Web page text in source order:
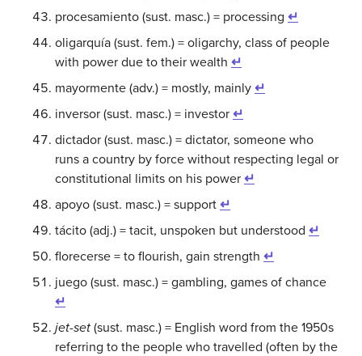
procesamiento (sust. masc.) = processing ↵
oligarquía (sust. fem.) = oligarchy, class of people
with power due to their wealth ↵
mayormente (adv.) = mostly, mainly ↵
inversor (sust. masc.) = investor ↵
dictador (sust. masc.) = dictator, someone who
runs a country by force without respecting legal or
constitutional limits on his power ↵
apoyo (sust. masc.) = support ↵
tácito (adj.) = tacit, unspoken but understood ↵
florecerse = to flourish, gain strength ↵
juego (sust. masc.) = gambling, games of chance
↵
jet-set (sust. masc.) = English word from the 1950s
referring to the people who travelled (often by the